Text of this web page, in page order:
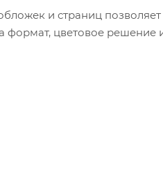
и страниц позволяет
формат, цветовое решение